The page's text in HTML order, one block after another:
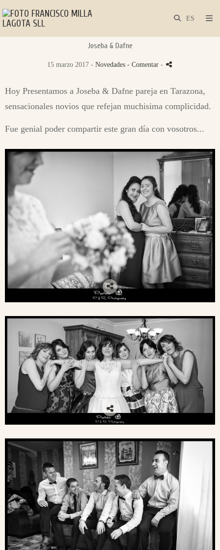
Joseba & Dafne
15 marzo 2017 - Novedades - Comentar -
Hoy Presentamos a Joseba & Dafne pareja en Tarazona,
sensacionales novios que refejan muchisima complicidad.
Fue genial poder compartir este gran día con vosotros...